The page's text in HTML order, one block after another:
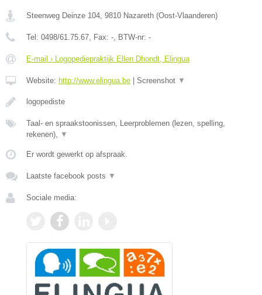
Steenweg Deinze 104, 9810 Nazareth (Oost-Vlaanderen)
Tel: 0498/61.75.67, Fax: -, BTW-nr: -
E-mail › Logopediepraktijk Ellen Dhondt, Elingua
Website: http://www.elingua.be Screenshot ▼
logopediste
Taal- en spraakstoonissen, Leerproblemen (lezen, spelling,
rekenen), ▼
Er wordt gewerkt op afspraak.
Laatste facebook posts ▼
Sociale media: